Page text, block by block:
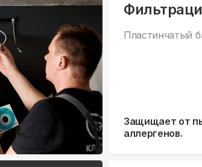
Пластинчатый
Защищает от
аллергенов.